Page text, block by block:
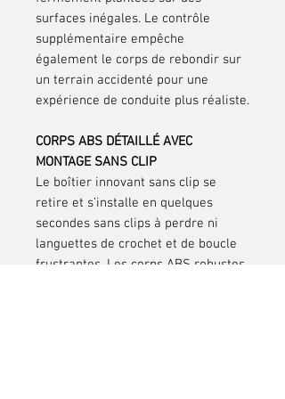
surfaces inégales. Le contrôle
supplémentaire empêche
également le corps de rebondir sur
un terrain accidenté pour une
expérience de conduite plus réaliste.
CORPS ABS DÉTAILLÉ AVEC
MONTAGE SANS CLIP
Le boîtier innovant sans clip se
retire et s’installe en quelques
secondes sans clips à perdre ni
languettes de crochet et de boucle
frustrantes. Les corps ABS robustes